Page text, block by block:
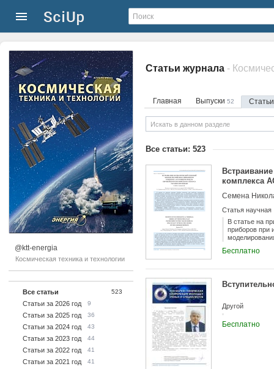
@ktt-energia
Космическая техника и технологии
Все статьи 523
Статьи за 2026 год 9
Статьи за 2025 год 36
Статьи за 2024 год 43
Статьи за 2023 год 44
Статьи за 2022 год 41
Статьи за 2021 год 41
Статьи журнала -
Главная Выпуски 52
Все статьи: 523
комплекса
миссии
Семена
Статья научная
В статье на
приборов при
режимов
модели в
Бесплатно
Другой
Бесплатно